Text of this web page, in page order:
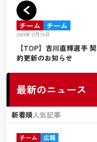
チーム チーム
2024年12月18日
【TOP】吉川直輝選手 契
約更新のお知らせ
最新のニュース
新着順人気記事
チーム 広報